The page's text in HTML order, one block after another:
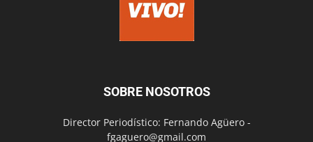
SOBRE NOSOTROS
Director Periodístico: Fernando Agüero -
fgaguero@gmail.com